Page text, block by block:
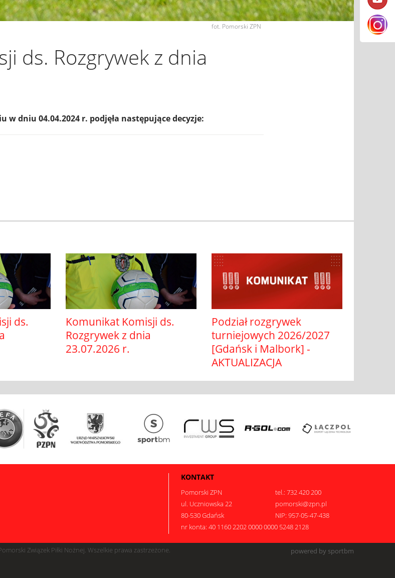
fot. Pomorski ZPN
ds. Rozgrywek z dnia
w dniu 04.04.2024 r. podjęła następujące decyzje:
ds.
Komunikat Komisji ds.
Rozgrywek z dnia
23.07.2026 r.
Podział rozgrywek
turniejowych 2026/2027
[Gdańsk i Malbork] -
AKTUALIZACJA
KONTAKT
Pomorski ZPN
tel.: 732 420 200
ul. Uczniowska 22
pomorski@zpn.pl
80-530 Gdańsk
NIP: 957-05-47-438
nr konta: 40 1160 2202 0000 0000 5248 2128
Związek Piłki Nożnej. Wszelkie prawa zastrzeżone. powered by sportbm